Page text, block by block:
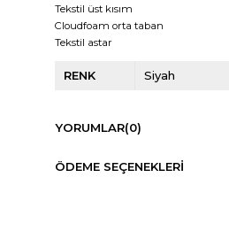
Tekstil üst kısım
Cloudfoam orta taban
Tekstil astar
RENK Siyah
YORUMLAR(0)
ÖDEME SEÇENEKLERI